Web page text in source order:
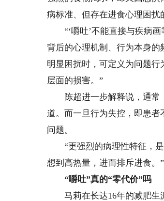
病标准、但存在进食心理困扰
“‘嚼吐’不能直接与疾病画
背后的心理机制、行为本身的
明显困扰时，可定义为问题
层面的损害。”
陈超进一步解释说，通常，
道。而一旦行为失控，即患者
问题。
“更强烈的病理性特征，是
想到高热量，进而排斥进食。
“嚼吐”真的“零代价”吗
马莉在长达16年的减肥生涯